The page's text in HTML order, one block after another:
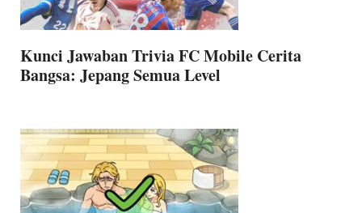
Kunci Jawaban Trivia FC Mobile Cerita
Bangsa: Jepang Semua Level